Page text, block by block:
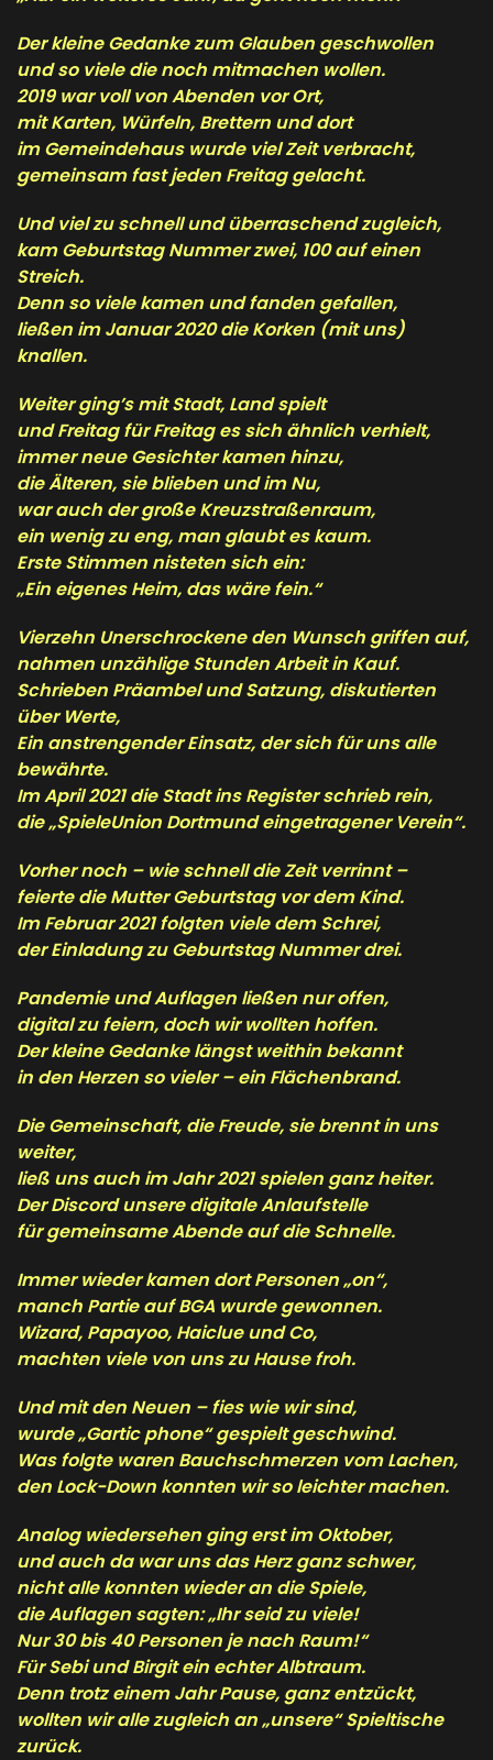
Der kleine Gedanke zum Glauben geschwollen
und so viele die noch mitmachen wollen.
2019 war voll von Abenden vor Ort,
mit Karten, Würfeln, Brettern und dort
im Gemeindehaus wurde viel Zeit verbracht,
gemeinsam fast jeden Freitag gelacht.
Und viel zu schnell und überraschend zugleich,
kam Geburtstag Nummer zwei, 100 auf einen
Streich.
Denn so viele kamen und fanden gefallen,
ließen im Januar 2020 die Korken (mit uns)
knallen.
Weiter ging’s mit Stadt, Land spielt
und Freitag für Freitag es sich ähnlich verhielt,
immer neue Gesichter kamen hinzu,
die Älteren, sie blieben und im Nu,
war auch der große Kreuzstraßenraum,
ein wenig zu eng, man glaubt es kaum.
Erste Stimmen nisteten sich ein:
„Ein eigenes Heim, das wäre fein.“
Vierzehn Unerschrockene den Wunsch griffen auf,
nahmen unzählige Stunden Arbeit in Kauf.
Schrieben Präambel und Satzung, diskutierten
über Werte,
Ein anstrengender Einsatz, der sich für uns alle
bewährte.
Im April 2021 die Stadt ins Register schrieb rein,
die „SpieleUnion Dortmund eingetragener Verein“.
Vorher noch – wie schnell die Zeit verrinnt –
feierte die Mutter Geburtstag vor dem Kind.
Im Februar 2021 folgten viele dem Schrei,
der Einladung zu Geburtstag Nummer drei.
Pandemie und Auflagen ließen nur offen,
digital zu feiern, doch wir wollten hoffen.
Der kleine Gedanke längst weithin bekannt
in den Herzen so vieler – ein Flächenbrand.
Die Gemeinschaft, die Freude, sie brennt in uns
weiter,
ließ uns auch im Jahr 2021 spielen ganz heiter.
Der Discord unsere digitale Anlaufstelle
für gemeinsame Abende auf die Schnelle.
Immer wieder kamen dort Personen „on“,
manch Partie auf BGA wurde gewonnen.
Wizard, Papayoo, Haiclue und Co,
machten viele von uns zu Hause froh.
Und mit den Neuen – fies wie wir sind,
wurde „Gartic phone“ gespielt geschwind.
Was folgte waren Bauchschmerzen vom Lachen,
den Lock-Down konnten wir so leichter machen.
Analog wiedersehen ging erst im Oktober,
und auch da war uns das Herz ganz schwer,
nicht alle konnten wieder an die Spiele,
die Auflagen sagten: „Ihr seid zu viele!
Nur 30 bis 40 Personen je nach Raum!“
Für Sebi und Birgit ein echter Albtraum.
Denn trotz einem Jahr Pause, ganz entzückt,
wollten wir alle zugleich an „unsere“ Spieltische
zurück.